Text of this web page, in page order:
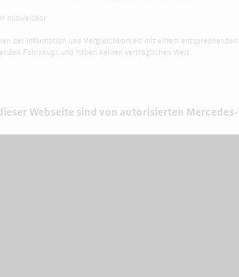
ausweisbar
der Information und Vergleichbarkeit mit einem
Fahrzeugs und haben keinen vertraglichen Wert.
Webseite sind von autorisierten